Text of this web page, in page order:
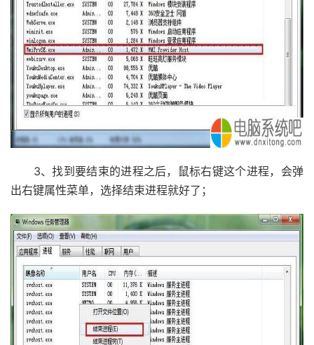
3、找到要结束的进程之后，鼠标右键这个进程，会弹
出右键属性菜单，选择结束进程就好了；